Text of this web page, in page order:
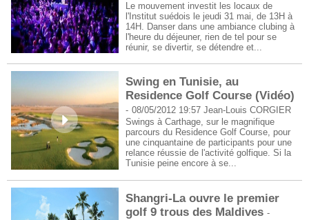
Le mouvement investit les locaux de
l'Institut suédois le jeudi 31 mai, de 13H à
14H. Danser dans une ambiance clubing à
l'heure du déjeuner, rien de tel pour se
réunir, se divertir, se détendre et...
Swing en Tunisie, au
Residence Golf Course (Vidéo)
- 08/05/2012 19:57Jean-Louis CORGIER
Swings à Carthage, sur le magnifique
parcours du Residence Golf Course, pour
une cinquantaine de participants pour une
relance réussie de l'activité golfique. Si la
Tunisie peine encore à se...
Shangri-La ouvre le premier
golf 9 trous des Maldives -